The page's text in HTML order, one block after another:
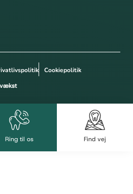
Cookiepolitik
Ring til os Find vej